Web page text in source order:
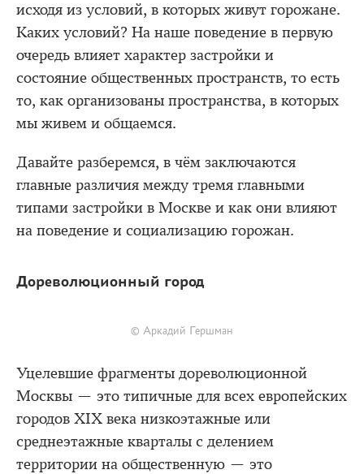
исходя из условий, в которых живут горожане.
Каких условий? На наше поведение в первую
очередь влияет характер застройки и
состояние общественных пространств, то есть
то, как организованы пространства, в которых
мы живем и общаемся.
Давайте разберемся, в чём заключаются
главные различия между тремя главными
типами застройки в Москве и как они влияют
на поведение и социализацию горожан.
Дореволюционный город
© Аркадий Гершман
Уцелевшие фрагменты дореволюционной
Москвы — это типичные для всех европейских
городов XIX века низкоэтажные или
среднеэтажные кварталы с делением
территории на общественную — это